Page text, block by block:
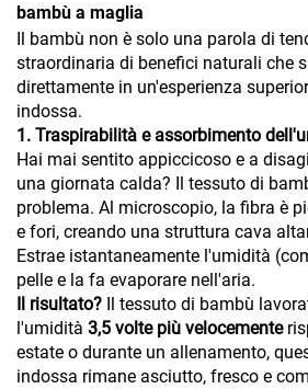
bambù a maglia
Il bambù non è solo una parola di
straordinaria di benefici naturali che
direttamente in un'esperienza
indossa.
1. Traspirabilità e assorbimento
Hai mai sentito appiccicoso e a
una giornata calda? Il tessuto di
problema. Al microscopio, la fibra è
e fori, creando una struttura cava
Estrae istantaneamente l'umidità
pelle e la fa evaporare nell'aria.
Il risultato?
Il tessuto di bambù
l'umidità 3,5 volte più velocemente
estate o durante un allenamento,
indossa rimane asciutto, fresco e